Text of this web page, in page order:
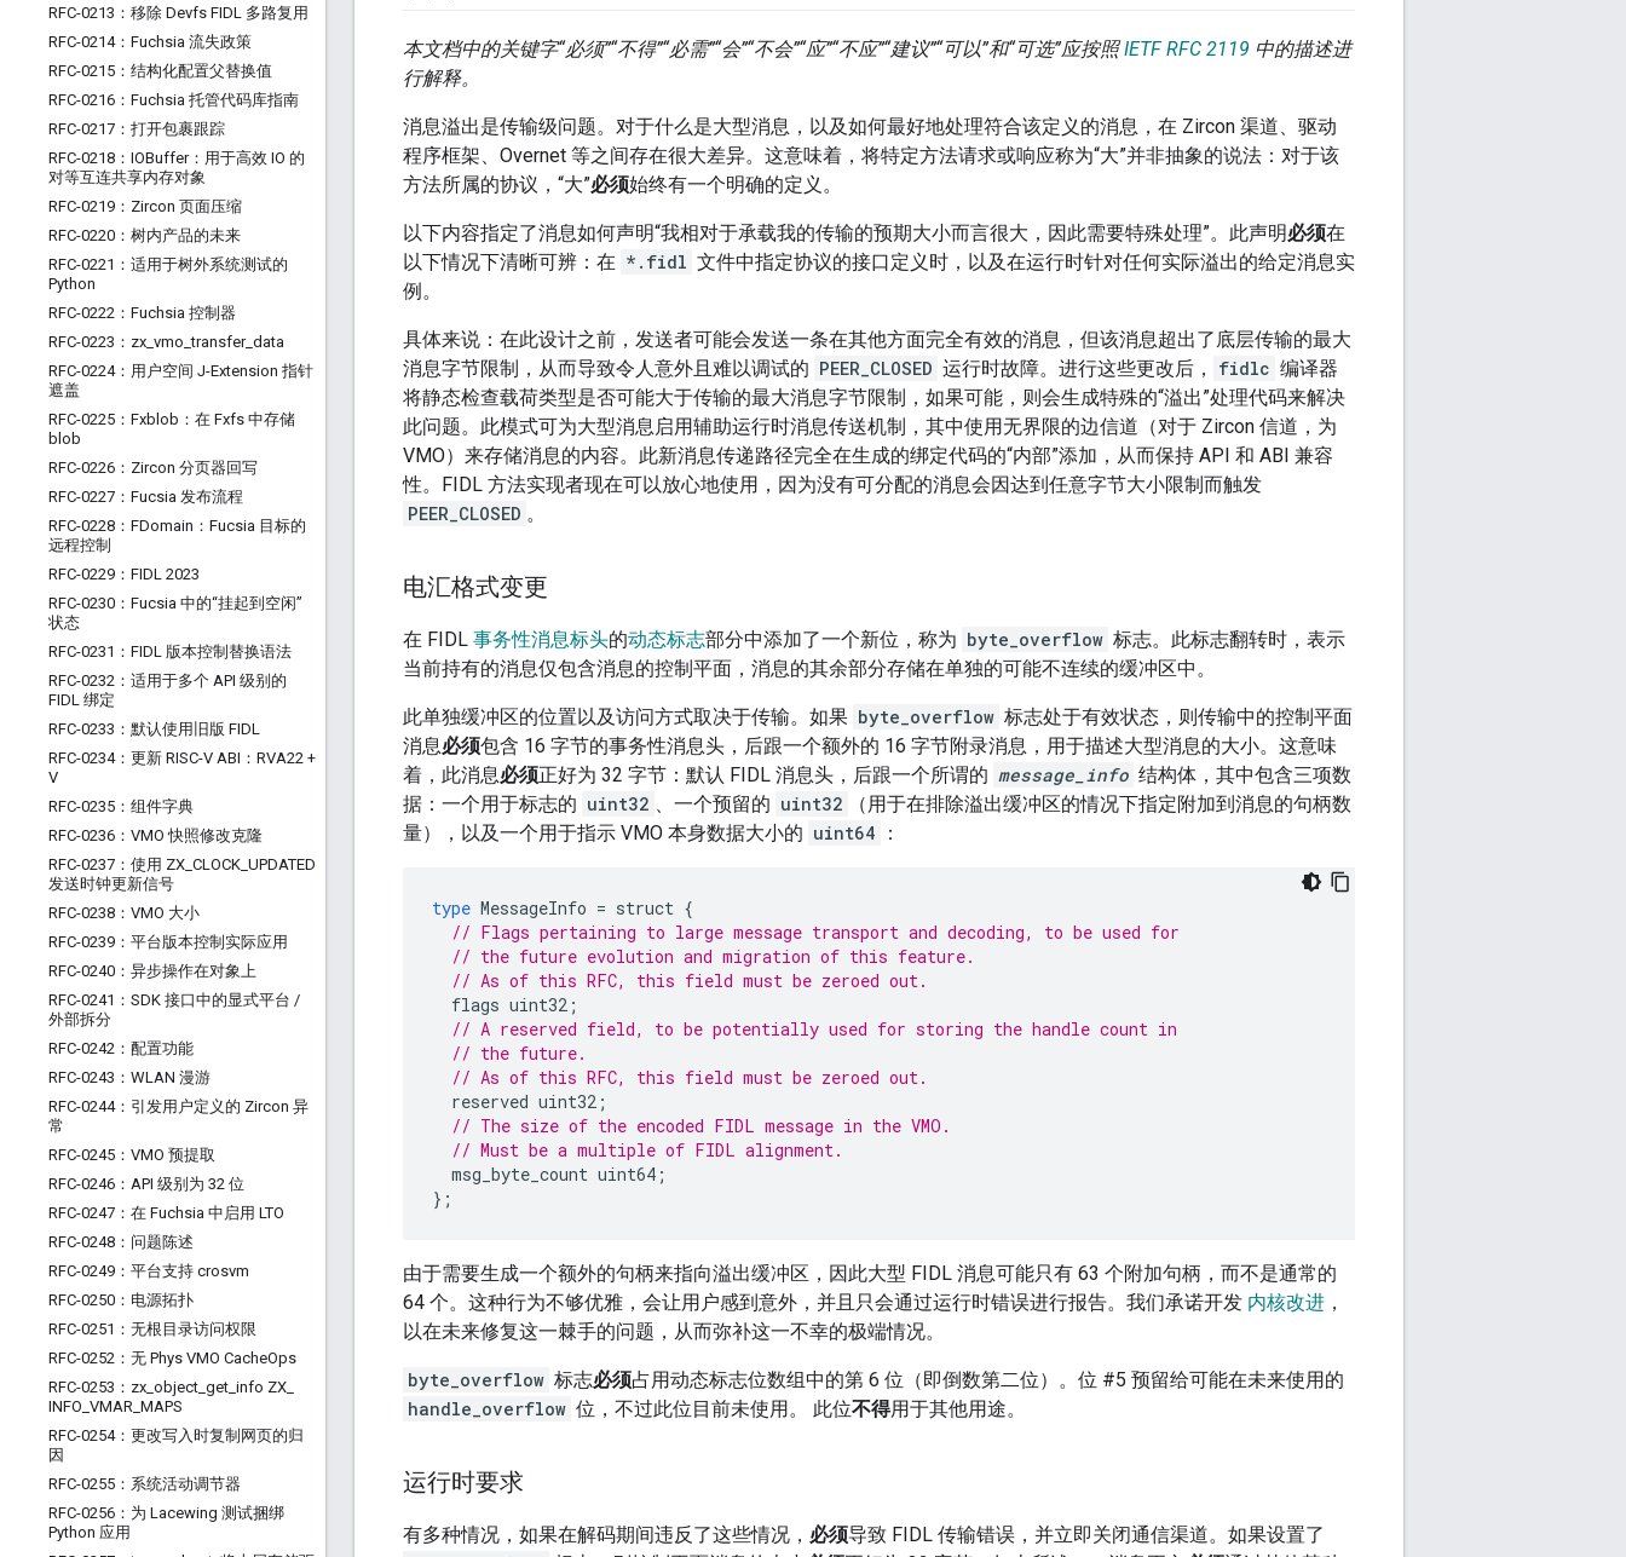
RFC-0213：移除 Devfs FIDL 多路复用
RFC-0214：Fuchsia 流失政策
RFC-0215：结构化配置父替换值
RFC-0216：Fuchsia 托管代码库指南
RFC-0217：打开包裹跟踪
RFC-0218：IOBuffer：用于高效 IO 的
对等互连共享内存对象
RFC-0219：Zircon 页面压缩
RFC-0220：树内产品的未来
RFC-0221：适用于树外系统测试的
Python
RFC-0222：Fuchsia 控制器
RFC-0223：zx vmo _transfer_ data
RFC-0224：用户空间 J-Extension 指针
遮盖
RFC-0225：Fxblob：在 Fxfs 中存储
blob
RFC-0226：Zircon 分页器回写
RFC-0227：Fucsia 发布流程
RFC-0228：FDomain：Fucsia 目标的
远程控制
RFC-0229：FIDL 2023
RFC-0230：Fucsia 中的“挂起到空闲”
状态
RFC-0231：FIDL 版本控制替换语法
RFC-0232：适用于多个 API 级别的
FIDL 绑定
RFC-0233：默认使用旧版 FIDL
RFC-0234：更新 RISC-V ABI：RVA22 +
V
RFC-0235：组件字典
RFC-0236：VMO 快照修改克隆
RFC-0237：使用 ZX CLOCK UPDATED
发送时钟更新信号
RFC-0238：VMO 大小
RFC-0239：平台版本控制实际应用
RFC-0240：异步操作在对象上
RFC-0241：SDK 接口中的显式平台 /
外部拆分
RFC-0242：配置功能
RFC-0243：WLAN 漫游
RFC-0244：引发用户定义的 Zircon 异
常
RFC-0245：VMO 预提取
RFC-0246：API 级别为 32 位
RFC-0247：在 Fuchsia 中启用 LTO
RFC-0248：问题陈述
RFC-0249：平台支持 crosvm
RFC-0250：电源拓扑
RFC-0251：无根目录访问权限
RFC-0252：无 Phys VMO CacheOps
RFC-0253：zx object get info ZX
INFO VMAR MAPS
RFC-0254：更改写入时复制网页的归
因
RFC-0255：系统活动调节器
RFC-0256：为 Lacewing 测试捆绑
Python 应用
本文档中的关键字“必须”“不得”“必需”“会”“不会”“应”“不应”“建议”“可以”和“可选”应按照IETF RFC 2119 中的描述进
行解释。
消息溢出是传输级问题。对于什么是大型消息，以及如何最好地处理符合该定义的消息，在 Zircon 渠道、驱动
程序框架、Overnet 等之间存在很大差异。这意味着，将特定方法请求或响应称为“大”并非抽象的说法：对于该
方法所属的协议，“大”必须始终有一个明确的定义。
以下内容指定了消息如何声明“我相对于承载我的传输的预期大小而言很大，因此需要特殊处理”。此声明必须在
以下情况下清晰可辨：在 *.fidl 文件中指定协议的接口定义时，以及在运行时针对任何实际溢出的给定消息实
例。
具体来说：在此设计之前，发送者可能会发送一条在其他方面完全有效的消息，但该消息超出了底层传输的最大
消息字节限制，从而导致令人意外且难以调试的 PEER_CLOSED 运行时故障。进行这些更改后， fidlc 编译器
将静态检查载荷类型是否可能大于传输的最大消息字节限制，如果可能，则会生成特殊的“溢出”处理代码来解决
此问题。此模式可为大型消息启用辅助运行时消息传送机制，其中使用无界限的边信道（对于 Zircon 信道，为
VMO）来存储消息的内容。此新消息传递路径完全在生成的绑定代码的“内部”添加，从而保持 API 和 ABI 兼容
性。FIDL 方法实现者现在可以放心地使用，因为没有可分配的消息会因达到任意字节大小限制而触发
PEER_CLOSED 。
电汇格式变更
在 FIDL 事务性消息标头的动态标志部分中添加了一个新位，称为 byte_overflow 标志。此标志翻转时，表示
当前持有的消息仅包含消息的控制平面，消息的其余部分存储在单独的可能不连续的缓冲区中。
此单独缓冲区的位置以及访问方式取决于传输。如果 byte_overflow 标志处于有效状态，则传输中的控制平面
消息必须包含 16 字节的事务性消息头，后跟一个额外的 16 字节附录消息，用于描述大型消息的大小。这意味
着，此消息必须正好为 32 字节：默认 FIDL 消息头，后跟一个所谓的 message_info 结构体，其中包含三项数
据：一个用于标志的 uint32 、一个预留的 uint32
（用于在排除溢出缓冲区的情况下指定附加到消息的句柄数
量），以及一个用于指示 VMO 本身数据大小的 uint64 ：
type MessageInfo = struct {
// Flags pertaining to large message transport and decoding, to be used for
// the future evolution and migration of this feature.
// As of this RFC, this field must be zeroed out.
flags uint32 ;
// A reserved field, to be potentially used for storing the handle count in
// the future.
// As of this RFC, this field must be zeroed out.
reserved uint32 ;
// The size of the encoded FIDL message in the VMO.
// Must be a multiple of FIDL alignment.
msg_byte_count uint64 ;
};
由于需要生成一个额外的句柄来指向溢出缓冲区，因此大型 FIDL 消息可能只有 63 个附加句柄，而不是通常的
64 个。这种行为不够优雅，会让用户感到意外，并且只会通过运行时错误进行报告。我们承诺开发 内核改进 ，
以在未来修复这一棘手的问题，从而弥补这一不幸的极端情况。
byte_overflow 标志必须占用动态标志位数组中的第 6 位（即倒数第二位）。位 #5 预留给可能在未来使用的
handle_overflow 位，不过此位目前未使用。 此位不得用于其他用途。
运行时要求
有多种情况，如果在解码期间违反了这些情况， 必须导致 FIDL 传输错误，并立即关闭通信渠道。如果设置了